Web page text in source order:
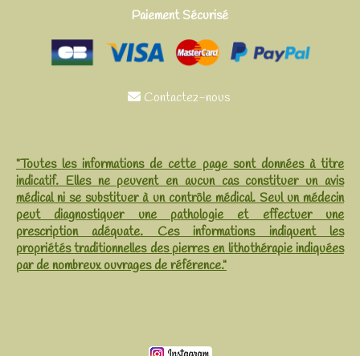
Paiement Sécurisé
Contactez-nous
"Toutes les informations de cette page sont données à titre
indicatif. Elles ne peuvent en aucun cas constituer un avis
médical ni se substituer à un contrôle médical. Seul un médecin
peut diagnostiquer une pathologie et effectuer une
prescription adéquate. Ces informations indiquent les
propriétés traditionnelles des pierres en lithothérapie indiquées
par de nombreux ouvrages de référence."